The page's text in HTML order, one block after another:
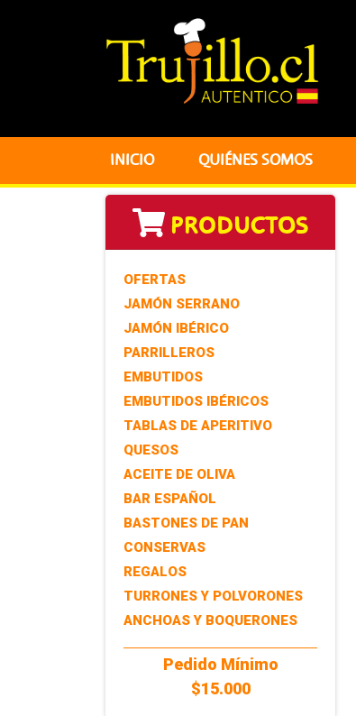
INICIO QUIÉNES SOMOS
PRODUCTOS
OFERTAS
JAMÓN SERRANO
JAMÓN IBÉRICO
PARRILLEROS
EMBUTIDOS
EMBUTIDOS IBÉRICOS
TABLAS DE APERITIVO
QUESOS
ACEITE DE OLIVA
BAR ESPAÑOL
BASTONES DE PAN
CONSERVAS
REGALOS
TURRONES Y POLVORONES
ANCHOAS Y BOQUERONES
Pedido Mínimo
$15.000